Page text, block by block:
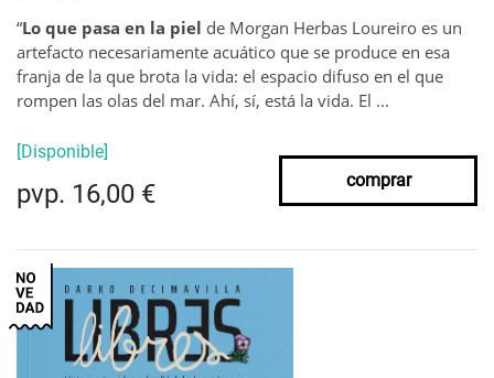
“Lo que pasa en la piel de Morgan Herbas Loureiro es un
artefacto necesariamente acuático que se produce en esa
franja de la que brota la vida: el espacio difuso en el que
rompen las olas del mar. Ahí, sí, está la vida. El ...
[Disponible]
pvp. 16,00 € comprar